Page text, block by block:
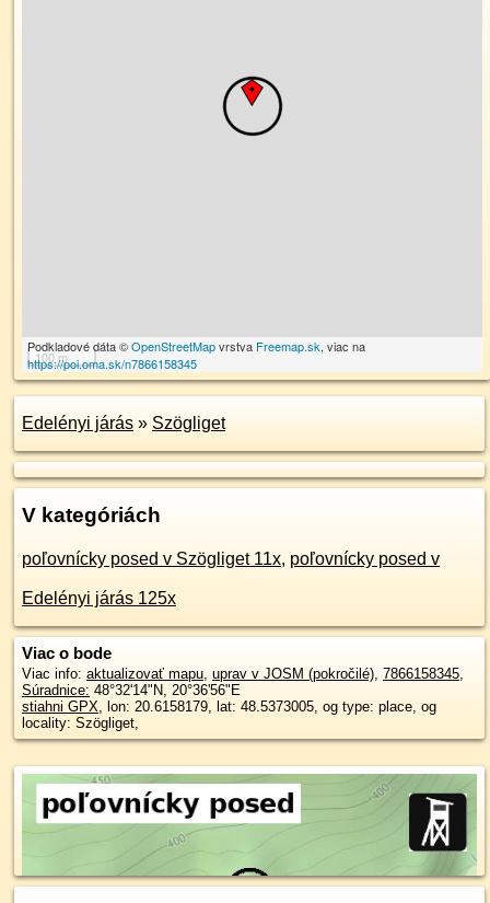
100 m
Podkladové dáta ©OpenStreetMapvrstva Freemap.sk, viac na
https://poi.oma.sk/n7866158345
Edelényi járás » Szögliget
V kategóriách
poľovnícky posed v Szögliget 11x, poľovnícky posed v
Edelényi járás 125x
Viac o bode
Viac info: aktualizovať mapu, uprav v JOSM (pokročilé), 7866158345,
Súradnice: 48°32'14"N, 20°36'56"E
stiahni GPX, lon: 20.6158179, lat: 48.5373005, og type: place, og
locality: Szögliget,